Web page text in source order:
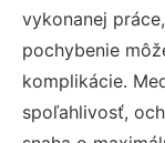
vykonanej
pochybenie
komplikácie.
spoľahlivosť,